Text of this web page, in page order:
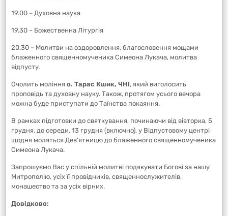
19.00 – Духовна наука
19.30 – Божественна Літургія
20.30 – Молитви на оздоровлення, благословення мощами
блаженного священномученика Симеона Лукача, молитва
відпусту.
Очолить моління о. Тарас Кшик, ЧНІ, який виголосить
проповідь та духовну науку. Також, протягом усього вечора
можна буде приступати до Таїнства покаяння.
В рамках підготовки до святкування, починаючи від вівторка, 5
грудня, до середи, 13 грудня (включно), у Відпустовому центрі
щодня моляться Дев‘ятницю до блаженного священномученика
Симеона Лукача.
Запрошуємо Вас у спільній молитві подякувати Богові за нашу
Митрополію, усіх її провідників, священнослужителів,
монашество та за усіх вірних.
Довідково: